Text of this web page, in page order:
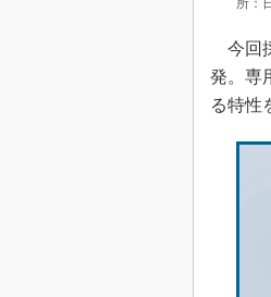
所：
今回
発。専
る特性